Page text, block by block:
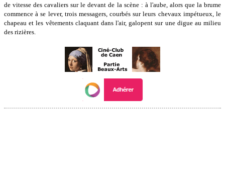
de vitesse des cavaliers sur le devant de la scène : à l'aube, alors que la brume
commence à se lever, trois messagers, courbés sur leurs chevaux impétueux, le
chapeau et les vêtements claquant dans l'air, galopent sur une digue au milieu
des rizières.